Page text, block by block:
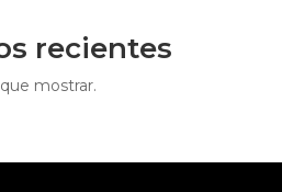
recientes
mostrar.